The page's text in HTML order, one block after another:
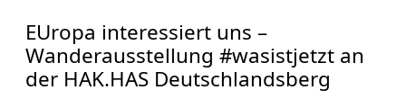
EUropa interessiert uns –
Wanderausstellung #wasistjetzt an
der HAK.HAS Deutschlandsberg